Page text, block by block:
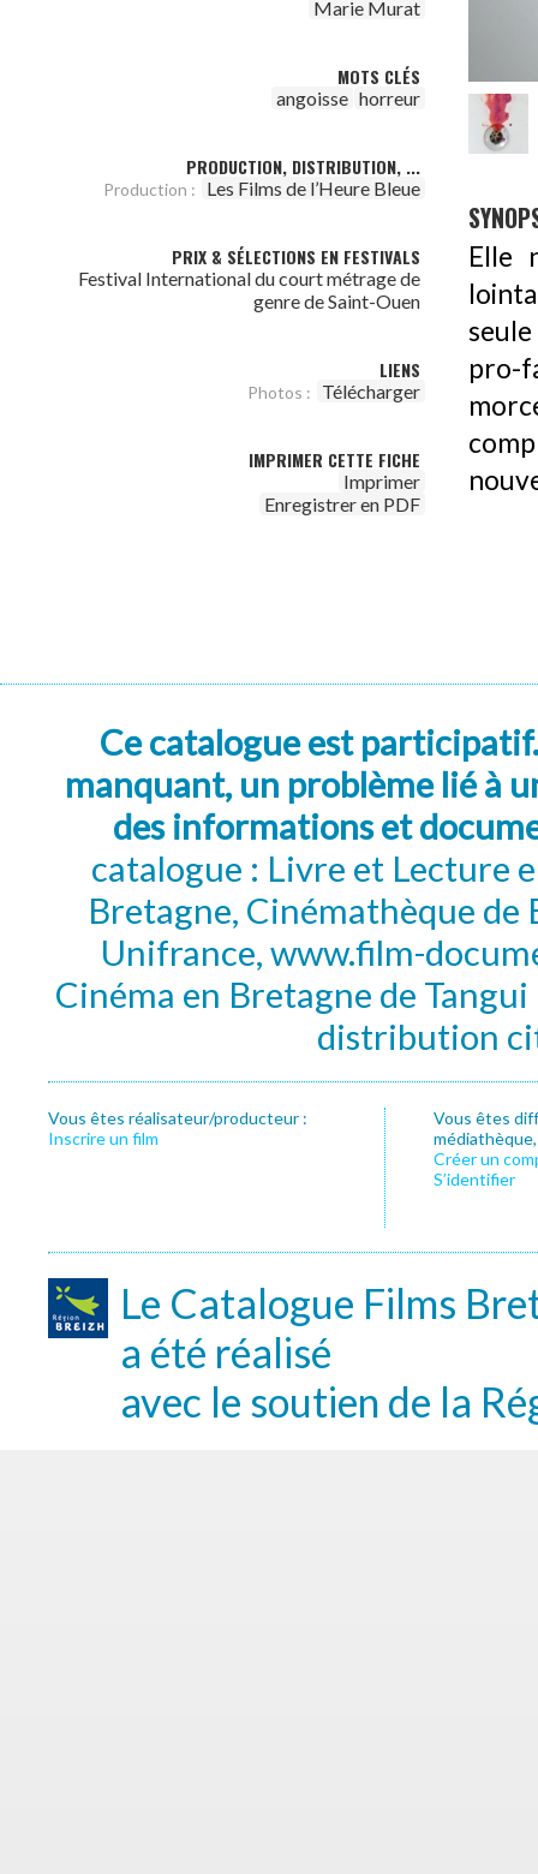
Marie Murat
MOTS CLÉS
angoisse horreur
PRODUCTION, DISTRIBUTION, ...
Production : Les Films de l’Heure Bleue
PRIX & SÉLECTIONS EN FESTIVALS
Festival International du court métrage de
genre de Saint-Ouen
LIENS
Photos : Télécharger
IMPRIMER CETTE FICHE
Imprimer
Enregistrer en PDF
Elle
pro-
Ce catalogue est
manquant, un problème lié à
des informations et
catalogue : Livre et Lecture
Bretagne, Cinémathèque de
Unifrance, www.film-
Cinéma en Bretagne de
distribution
Vous êtes réalisateur/producteur :
Inscrire un film
Vous êtes
Créer un
S’identifier
Le Catalogue Films
a été réalisé
avec le soutien de la